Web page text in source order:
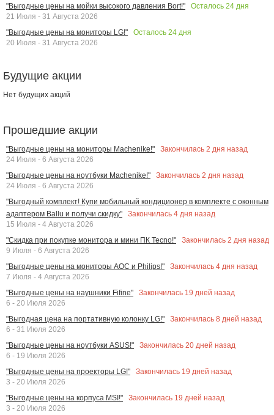
"Выгодные цены на мойки высокого давления Bort!"
Осталось 24 дня
21 Июля - 31 Августа 2026
"Выгодные цены на мониторы LG!"
Осталось 24 дня
20 Июля - 31 Августа 2026
Будущие акции
Нет будущих акций
Прошедшие акции
"Выгодные цены на мониторы Machenike!" Закончилась 2 дня назад
24 Июля - 6 Августа 2026
"Выгодные цены на ноутбуки Machenike!"
Закончилась 2 дня назад
24 Июля - 6 Августа 2026
"Выгодный комплект! Купи мобильный кондиционер в комплекте с оконным
адаптером Ballu и получи скидку"
Закончилась 4 дня назад
15 Июля - 4 Августа 2026
"Скидка при покупке монитора и мини ПК Tecno!"
Закончилась 2 дня назад
9 Июля - 6 Августа 2026
"Выгодные цены на мониторы AOC и Philips!"
Закончилась 4 дня назад
7 Июля - 4 Августа 2026
"Выгодные цены на наушники Fifine"
Закончилась 19 дней назад
6 - 20 Июля 2026
"Выгодная цена на портативную колонку LG!"
Закончилась 8 дней назад
6 - 31 Июля 2026
"Выгодные цены на ноутбуки ASUS!"
Закончилась 20 дней назад
6 - 19 Июля 2026
"Выгодные цены на проекторы LG!"
Закончилась 19 дней назад
3 - 20 Июля 2026
"Выгодные цены на корпуса MSI!"
Закончилась 19 дней назад
3 - 20 Июля 2026